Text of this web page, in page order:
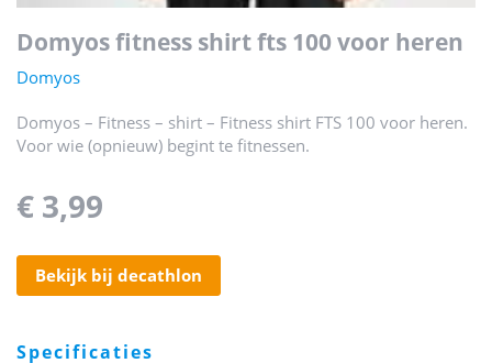
domyos fitness shirt fts 100 voor heren
Domyos
Domyos – Fitness – shirt – Fitness shirt FTS 100 voor heren.
Voor wie (opnieuw) begint te fitnessen.
€ 3,99
bekijk bij decathlon
specificaties